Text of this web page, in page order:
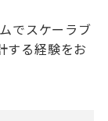
でスケーラブ
する経験をお